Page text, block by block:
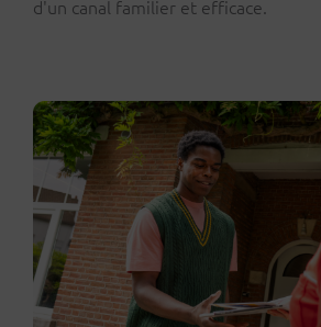
d'un canal familier et efficace.